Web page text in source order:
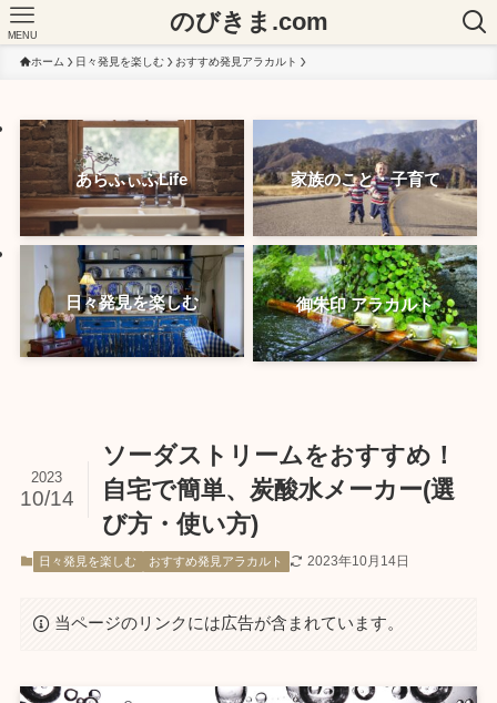
のびきま.com
MENU
ホーム 日々発見を楽しむ おすすめ発見アラカルト
あらふぃふLife 家族のこと・子育て
日々発見を楽しむ 御朱印 アラカルト
ソーダストリームをおすすめ！
自宅で簡単、炭酸水メーカー(選
び方・使い方)
2023
10/14
日々発見を楽しむ おすすめ発見アラカルト 2023年10月14日
当ページのリンクには広告が含まれています。